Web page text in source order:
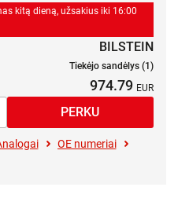
kitą dieną, užsakius iki 16:00
BILSTEIN
Tiekėjo sandėlys (1)
974.79
OE numeriai